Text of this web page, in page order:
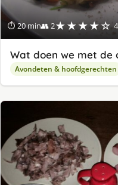
⏱ 20 min👥 2★★★★☆
Wat doen we met de
Avondeten & hoofdgerechten